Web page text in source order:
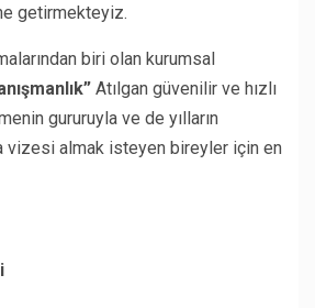
getirmekteyiz.
biri olan kurumsal
Atılgan güvenilir ve hızlı
gururuyla ve de yılların
vizesi almak isteyen bireyler için en